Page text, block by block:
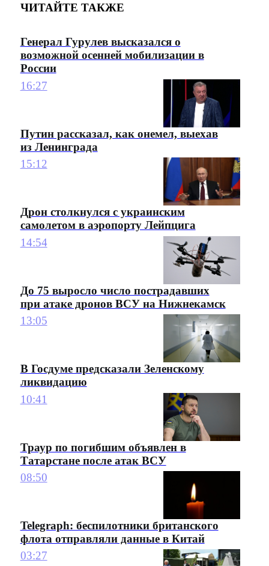
ЧИТАЙТЕ ТАКЖЕ
Генерал Гурулев высказался о
возможной осенней мобилизации в
России
16:27
Путин рассказал, как онемел, выехав
из Ленинграда
15:12
Дрон столкнулся с украинским
самолетом в аэропорту Лейпцига
14:54
До 75 выросло число пострадавших
при атаке дронов ВСУ на Нижнекамск
13:05
В Госдуме предсказали Зеленскому
ликвидацию
10:41
Траур по погибшим объявлен в
Татарстане после атак ВСУ
08:50
Telegraph: беспилотники британского
флота отправляли данные в Китай
03:27